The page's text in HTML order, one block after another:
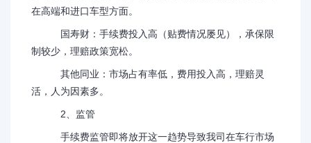
在高端和进口车型方面。
国寿财：手续费投入高（贴费情况屡见），承保限
制较少，理赔政策宽松。
其他同业：市场占有率低，费用投入高，理赔灵
活，人为因素多。
2、监管
手续费监管即将放开这一趋势导致我司在车行市场